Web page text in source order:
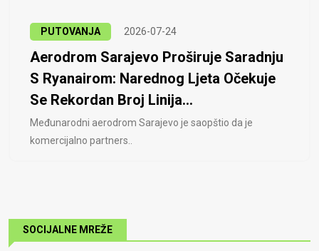
PUTOVANJA 2026-07-24
Aerodrom Sarajevo Proširuje Saradnju
S Ryanairom: Narednog Ljeta Očekuje
Se Rekordan Broj Linija...
Međunarodni aerodrom Sarajevo je saopštio da je
komercijalno partners..
SOCIJALNE MREŽE